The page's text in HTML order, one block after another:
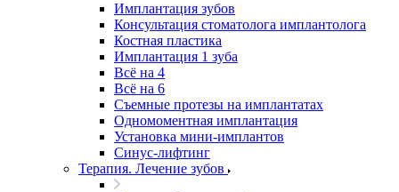
Имплантация зубов
Консультация стоматолога имплантолога
Костная пластика
Имплантация 1 зуба
Всё на 4
Всё на 6
Съемные протезы на имплантатах
Одномоментная имплантация
Установка мини-имплантов
Синус-лифтинг
Терапия. Лечение зубов